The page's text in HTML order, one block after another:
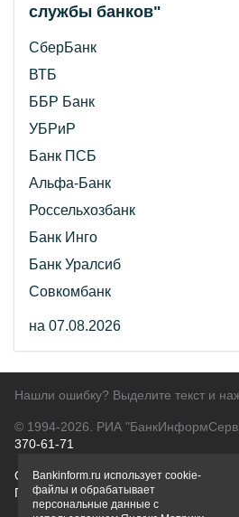
службы банков"
СберБанк
ВТБ
ББР Банк
УБРиР
Банк ПСБ
Альфа-Банк
Россельхозбанк
Банк Инго
Банк Уралсиб
Совкомбанк
на 07.08.2026
Нашли ошибку? Выделите текст и
© 1994-2026. РИА
370-61-71
О проектеПолитика
Правовая информацияДля
Bankinform.ru использует cookie-
файлы и обрабатывает
персональные данные с